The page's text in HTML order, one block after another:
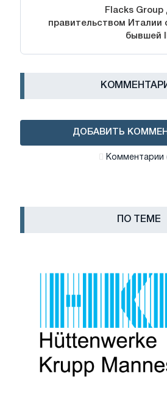
Flacks Group
правительством Италии
бывшей
ДОБАВИТЬ
Комментарии
ПО ТЕМЕ